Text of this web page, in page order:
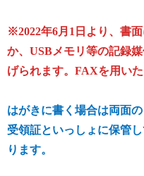
※2022年6月1日より、書面
か、USBメモリ等の記録
げられます。FAXを用い
はがきに書く場合は両面
受領証といっしょに保管
ります。